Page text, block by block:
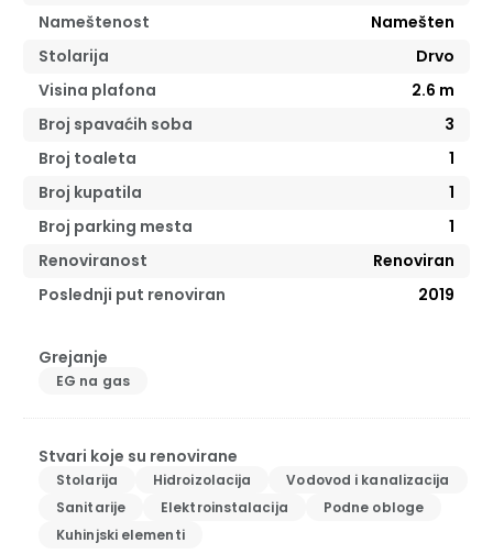
Nameštenost
Namešten
Stolarija
Drvo
Visina plafona
2.6 m
Broj spavaćih soba
3
Broj toaleta
1
Broj kupatila
1
Broj parking mesta
1
Renoviranost
Renoviran
Poslednji put renoviran
2019
Grejanje
EG na gas
Stvari koje su renovirane
Stolarija Hidroizolacija
Vodovod i kanalizacija
Sanitarije
Elektroinstalacija
Podne obloge
Kuhinjski elementi